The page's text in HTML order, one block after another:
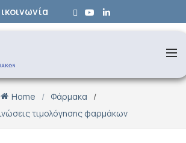
Home
Φάρμακα
τιμολόγησης φαρμάκων